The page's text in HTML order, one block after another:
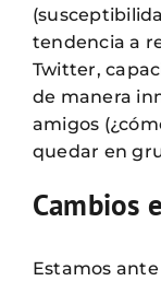
tendencia a
Twitter,
de manera
amigos
quedar en
Cambios
Estamos